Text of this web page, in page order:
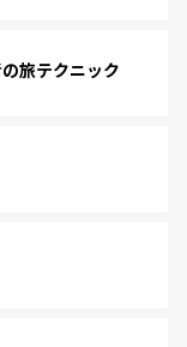
旅テクニック